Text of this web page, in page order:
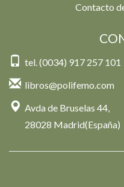
Contacto
tel. (0034) 917 257 101
libros@polifemo.com
Avda de Bruselas 44,
28028 Madrid(España)